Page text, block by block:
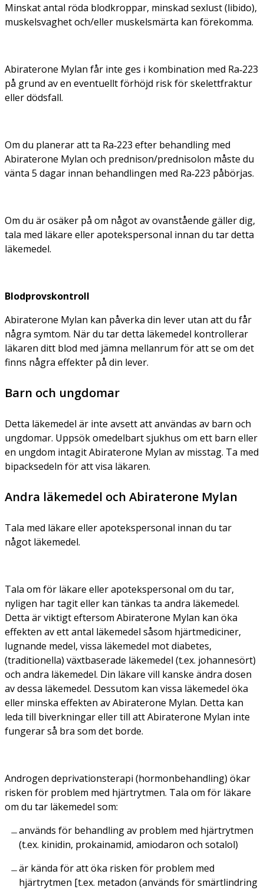
Minskat antal röda blodkroppar, minskad sexlust (libido),
muskelsvaghet och/eller muskelsmärta kan förekomma.
Abiraterone Mylan får inte ges i kombination med Ra‑223
på grund av en eventuellt förhöjd risk för skelettfraktur
eller dödsfall.
Om du planerar att ta Ra‑223 efter behandling med
Abiraterone Mylan och prednison/prednisolon måste du
vänta 5 dagar innan behandlingen med Ra‑223 påbörjas.
Om du är osäker på om något av ovanstående gäller dig,
tala med läkare eller apotekspersonal innan du tar detta
läkemedel.
Blodprovskontroll
Abiraterone Mylan kan påverka din lever utan att du får
några symtom. När du tar detta läkemedel kontrollerar
läkaren ditt blod med jämna mellanrum för att se om det
finns några effekter på din lever.
Barn och ungdomar
Detta läkemedel är inte avsett att användas av barn och
ungdomar. Uppsök omedelbart sjukhus om ett barn eller
en ungdom intagit Abiraterone Mylan av misstag. Ta med
bipacksedeln för att visa läkaren.
Andra läkemedel och Abiraterone Mylan
Tala med läkare eller apotekspersonal innan du tar
något läkemedel.
Tala om för läkare eller apotekspersonal om du tar,
nyligen har tagit eller kan tänkas ta andra läkemedel.
Detta är viktigt eftersom Abiraterone Mylan kan öka
effekten av ett antal läkemedel såsom hjärtmediciner,
lugnande medel, vissa läkemedel mot diabetes,
(traditionella) växtbaserade läkemedel (t.ex. johannesört)
och andra läkemedel. Din läkare vill kanske ändra dosen
av dessa läkemedel. Dessutom kan vissa läkemedel öka
eller minska effekten av Abiraterone Mylan. Detta kan
leda till biverkningar eller till att Abiraterone Mylan inte
fungerar så bra som det borde.
Androgen deprivationsterapi (hormonbehandling) ökar
risken för problem med hjärtrytmen. Tala om för läkare
om du tar läkemedel som:
används för behandling av problem med hjärtrytmen
(t.ex. kinidin, prokainamid, amiodaron och sotalol)
är kända för att öka risken för problem med
hjärtrytmen [t.ex. metadon (används för smärtlindring